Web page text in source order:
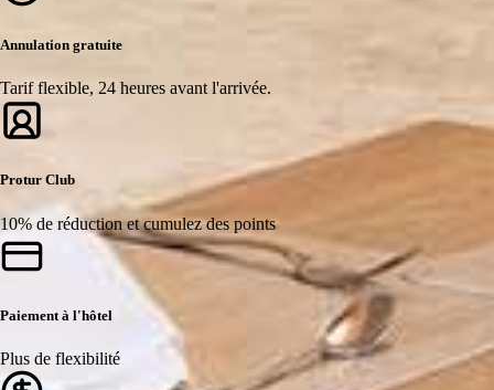
Annulation gratuite
Tarif flexible, 24 heures avant l'arrivée.
Protur Club
10% de réduction et cumulez des points
Paiement à l'hôtel
Plus de flexibilité